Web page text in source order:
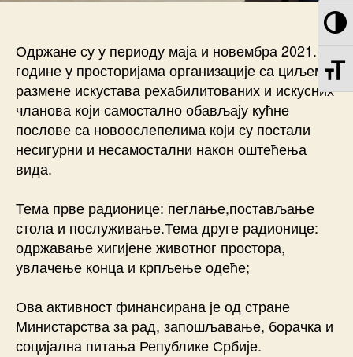
Одржане су у периоду маја и новембра 2021.
године у просторијама организације са циљем
размене искустава рехабилитованих и искусних
чланова који самостално обављају кућне
послове са новоослепелима који су постали
несигурни и несамостални након оштећења
вида.
Тема прве радионице: пеглање,постављање
стола и послуживање.Тема друге радионице:
одржавање хигијене животног простора,
увлачење конца и крпљење одеће;
Ова активност финансирана је од стране
Министарства за рад, запошљавање, борачка и
социјална питања Републике Србије.